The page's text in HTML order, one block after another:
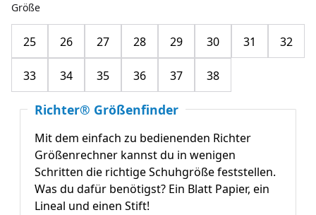
Größe
25 26 27 28 29 30 31 32
33 34 35 36 37 38
Richter® Größenfinder
Mit dem einfach zu bedienenden Richter
Größenrechner kannst du in wenigen
Schritten die richtige Schuhgröße feststellen.
Was du dafür benötigst? Ein Blatt Papier, ein
Lineal und einen Stift!